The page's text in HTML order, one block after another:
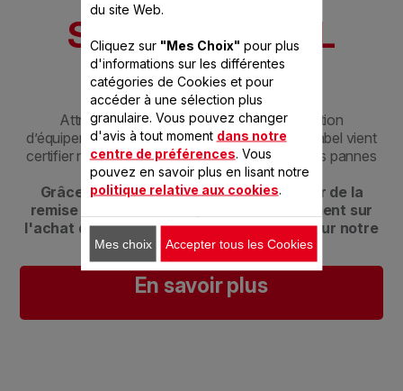
SEB A LE LABEL
QUALIRÉPAR
Attribué à des professionnels de la réparation
d’équipements électriques et électroniques, le label vient
certifier notre savoir-faire pour diagnostiquer les pannes
et réparer les produits concernés.​
Grâce à ce label, vous pouvez bénéficier de la
remise liée au Bonus Réparation directement sur
l'achat d'un forfait de réparation éligible sur notre
site (réservée aux particuliers).​
En savoir plus
du site Web.
Cliquez sur "Mes Choix" pour plus
d'informations sur les différentes
catégories de Cookies et pour
accéder à une sélection plus
granulaire. Vous pouvez changer
d'avis à tout moment dans notre
centre de préférences . Vous
pouvez en savoir plus en lisant notre
politique relative aux cookies
Mes choix Accepter tous les Cookies